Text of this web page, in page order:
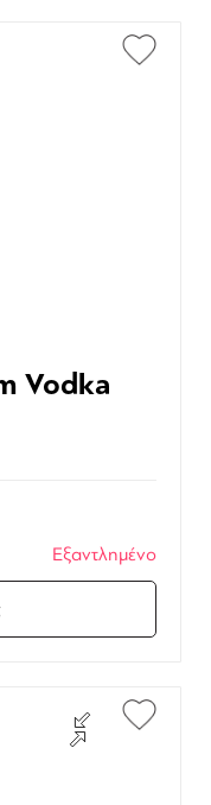
Vodka
Εξαντλημένο